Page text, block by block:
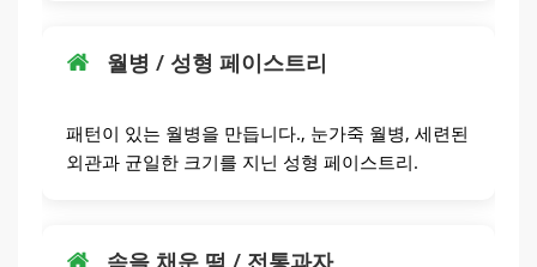
월병 / 성형 페이스트리
패턴이 있는 월병을 만듭니다., 눈가죽 월병, 세련된
외관과 균일한 크기를 지닌 성형 페이스트리.
속을 채운 떡 / 전통과자